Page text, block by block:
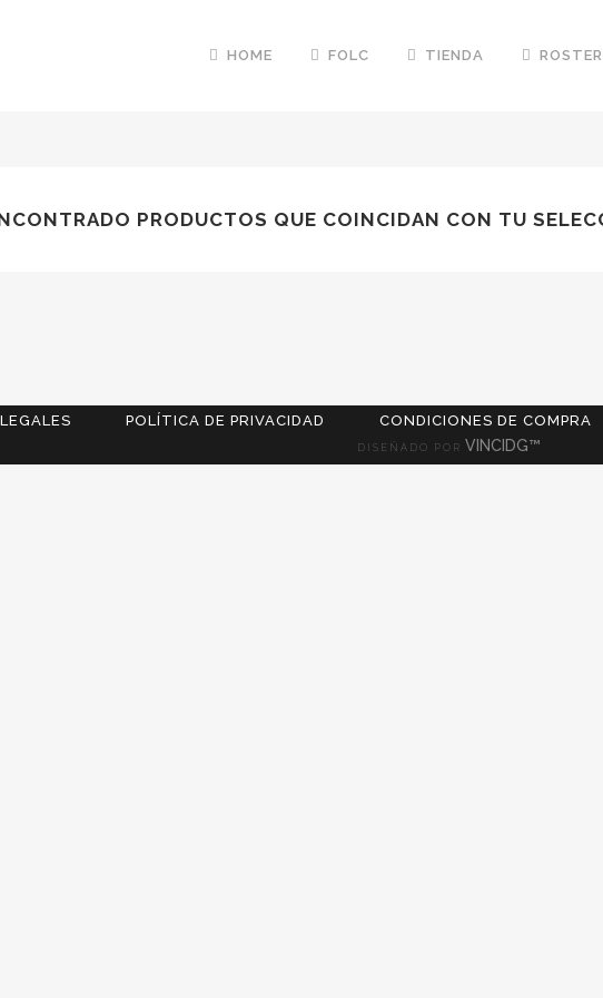
HOME FOLC TIENDA ROSTER
PRODUCTOS QUE COINCIDAN CON TU
POLÍTICA DE PRIVACIDAD CONDICIONES DE COMPRA
DISEÑADO POR VINCIDG™